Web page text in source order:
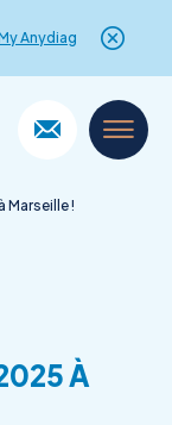
Anydiag
Marseille !
À